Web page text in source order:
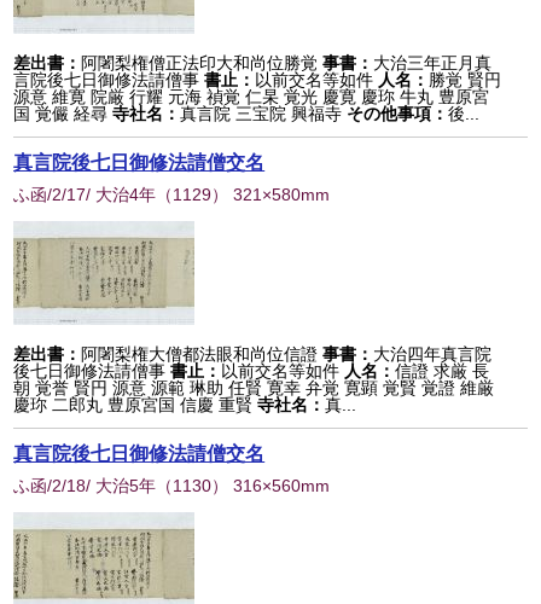
差出書： 阿闍梨権僧正法印大和尚位勝覚 事書： 大治三年正月真
言院後七日御修法請僧事 書止： 以前交名等如件 人名： 勝覚 賢円
源意 維寛 院厳 行耀 元海 禎覚 仁杲 覚光 慶寛 慶珎 牛丸 豊原宮
国 覚儼 経尋 寺社名：真言院 三宝院 興福寺 その他事項：後...
真言院後七日御修法請僧交名
ふ函/2/17/ 大治4年 （1129） 321×580mm
差出書： 阿闍梨権大僧都法眼和尚位信證 事書： 大治四年真言院
後七日御修法請僧事 書止： 以前交名等如件 人名：信證 求厳 長
朝 覚誉 賢円 源意 源範 琳助 任賢 寛幸 弁覚 寛顕 覚賢 覚證 維厳
慶珎 二郎丸 豊原宮国 信慶 重賢 寺社名：真...
真言院後七日御修法請僧交名
ふ函/2/18/ 大治5年 （1130） 316×560mm